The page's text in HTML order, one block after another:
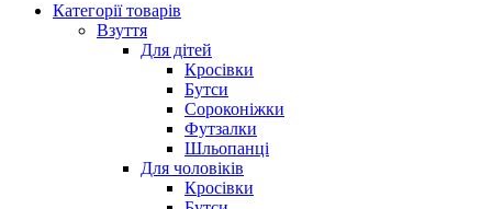
Категорії товарів
Взуття
Для дітей
Кросівки
Бутси
Сороконіжки
Футзалки
Шльопанці
Для чоловіків
Кросівки